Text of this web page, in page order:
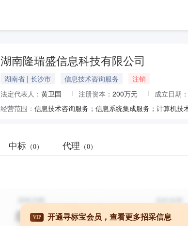
湖南隆瑞盛信息科技有限公司
湖南省 | 长沙市 信息技术咨询服务
注销
法定代表人： 黄卫国 注册资本： 200万元 成立日期：
经营范围：
中标 （0） 代理 （0）
VIP 开通寻标宝会员，查看更多招采信息